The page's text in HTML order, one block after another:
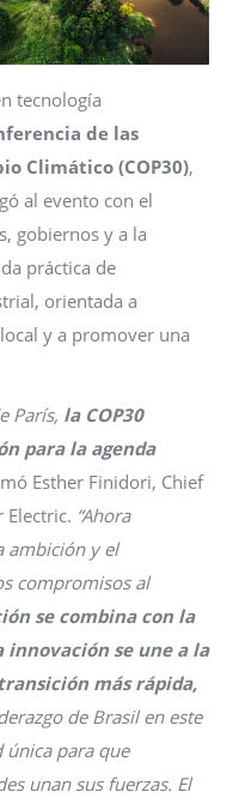
tecnología
de las
Climático (COP30),
al evento con el
gobiernos y a la
práctica de
orientada a
y a promover una
París, la COP30
para la agenda
Esther Finidori, Chief
Electric. “Ahora
ambición y el
compromisos al
se combina con la
se une a la
más rápida,
de Brasil en este
para que
unan sus fuerzas. El